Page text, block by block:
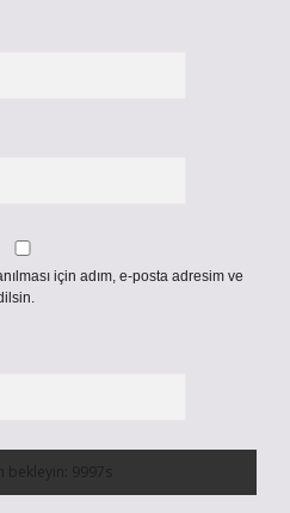
için adım, e-posta adresim ve